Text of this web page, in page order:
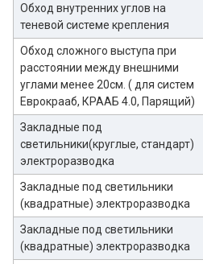
Обход внутренних углов на
теневой системе крепления
Обход сложного выступа при
расстоянии между внешними
углами менее 20см. ( для систем
Еврокрааб, КРААБ 4.0, Парящий)
Закладные под
светильники(круглые, стандарт)
электроразводка
Закладные под светильники
(квадратные) электроразводка
Закладные под светильники
(квадратные) электроразводка